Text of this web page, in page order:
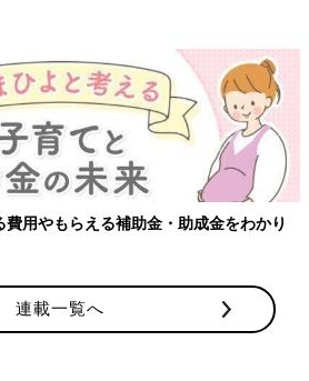
ものも】妊婦の感染症対策、知っておい
連載一覧へ